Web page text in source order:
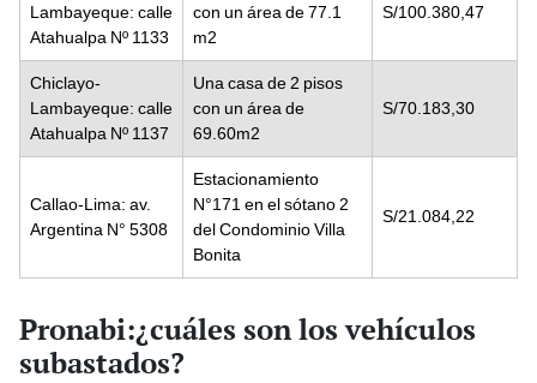
Lambayeque: calle
Atahualpa Nº 1133
con un área de 77.1
m2
S/100.380,47
Chiclayo-
Lambayeque: calle
Atahualpa Nº 1137
Una casa de 2 pisos
con un área de
69.60m2
S/70.183,30
Callao-Lima: av.
Argentina N° 5308
Estacionamiento
N°171 en el sótano 2
del Condominio Villa
Bonita
S/21.084,22
Pronabi:¿cuáles son los vehículos
subastados?